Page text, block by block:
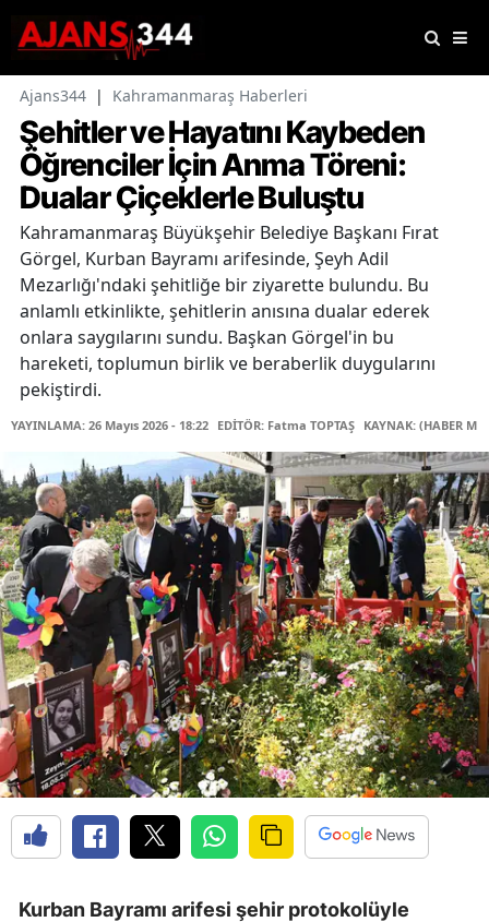
Ajans344 | Kahramanmaraş Haberleri
Şehitler ve Hayatını Kaybeden
Öğrenciler İçin Anma Töreni:
Dualar Çiçeklerle Buluştu
Kahramanmaraş Büyükşehir Belediye Başkanı Fırat
Görgel, Kurban Bayramı arifesinde, Şeyh Adil
Mezarlığı'ndaki şehitliğe bir ziyarette bulundu. Bu
anlamlı etkinlikte, şehitlerin anısına dualar ederek
onlara saygılarını sundu. Başkan Görgel'in bu
hareketi, toplumun birlik ve beraberlik duygularını
pekiştirdi.
YAYINLAMA: 26 Mayıs 2026 - 18:22 EDİTÖR: Fatma TOPTAŞ KAYNAK: (HABER
Kurban Bayramı arifesi şehir protokolüyle